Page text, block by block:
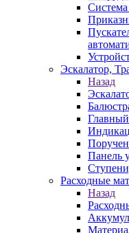
Эскалатор,
Назад
Панель
Расходные
Назад